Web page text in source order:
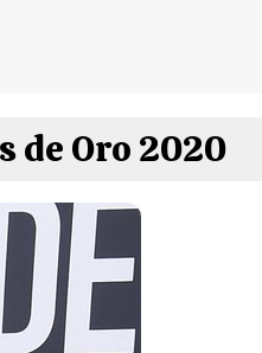
de Oro 2020